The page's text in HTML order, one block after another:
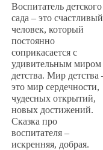
Воспитатель детского
сада – это счастливый
человек, который
постоянно
соприкасается с
удивительным миром
детства. Мир детства
это мир сердечности,
чудесных открытий,
новых достижений.
Сказка про
воспитателя –
искренняя, добрая.